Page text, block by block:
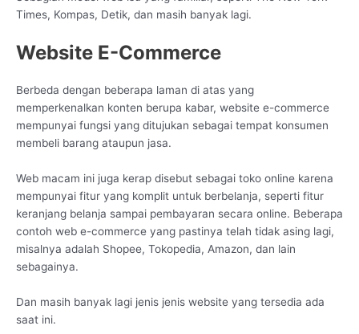
Times, Kompas, Detik, dan masih banyak lagi.
Website E-Commerce
Berbeda dengan beberapa laman di atas yang
memperkenalkan konten berupa kabar, website e-commerce
mempunyai fungsi yang ditujukan sebagai tempat konsumen
membeli barang ataupun jasa.
Web macam ini juga kerap disebut sebagai toko online karena
mempunyai fitur yang komplit untuk berbelanja, seperti fitur
keranjang belanja sampai pembayaran secara online. Beberapa
contoh web e-commerce yang pastinya telah tidak asing lagi,
misalnya adalah Shopee, Tokopedia, Amazon, dan lain
sebagainya.
Dan masih banyak lagi jenis jenis website yang tersedia ada
saat ini.